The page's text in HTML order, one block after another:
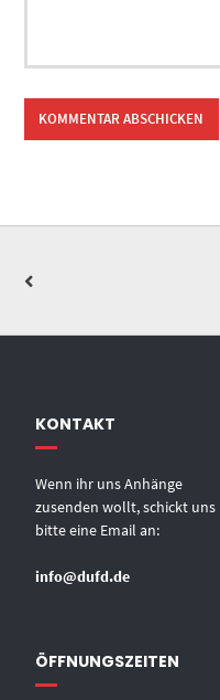
KONTAKT
Wenn ihr uns Anhänge
zusenden wollt, schickt uns
bitte eine Email an:
info@dufd.de
ÖFFNUNGSZEITEN